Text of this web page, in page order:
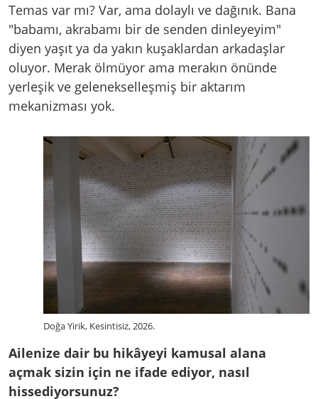
Temas var mı? Var, ama dolaylı ve dağınık. Bana
"babamı, akrabamı bir de senden dinleyeyim"
diyen yaşıt ya da yakın kuşaklardan arkadaşlar
oluyor. Merak ölmüyor ama merakın önünde
yerleşik ve gelenekselleşmiş bir aktarım
mekanizması yok.
Doğa Yirik, Kesintisiz, 2026.
Ailenize dair bu hikâyeyi kamusal alana
açmak sizin için ne ifade ediyor, nasıl
hissediyorsunuz?